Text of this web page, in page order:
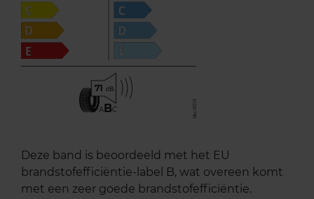
71
ABC
Deze band is beoordeeld met het EU
brandstofefficiëntie-label B, wat overeen komt
met een zeer goede brandstofefficiëntie.